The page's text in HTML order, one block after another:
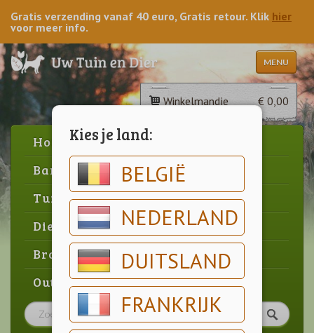
Kies je land:
BELGIË
NEDERLAND
DUITSLAND
FRANKRIJK
Gratis verzending vanaf 40 euro, Gratis retour. Klik hier
voor meer info.
MENU
Winkelmandje € 0,00
Home
Barbecue
Tuin
Dier
Brood & gebak
Outlet